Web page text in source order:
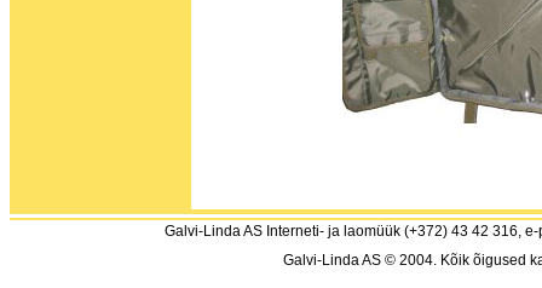
Galvi-Linda AS Interneti- ja laomüük (+372) 43 42 316,
Galvi-Linda AS © 2004. Kõik õigused